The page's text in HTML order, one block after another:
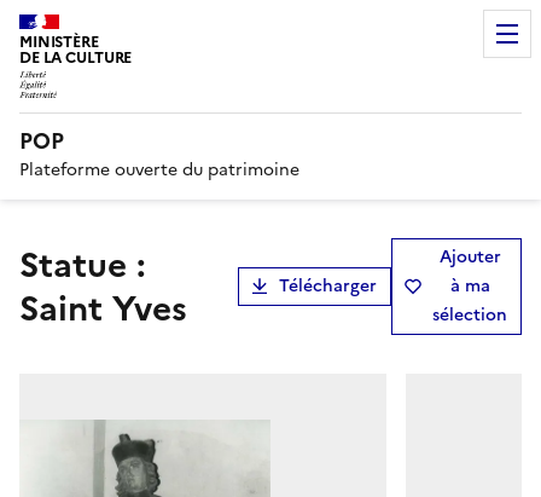
MINISTÈRE
DE LA CULTURE
POP
Plateforme ouverte du patrimoine
statue :
Saint Yves
Télécharger
Ajouter
à ma
sélection